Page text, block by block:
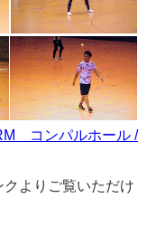
コンパルホール /
よりご覧いただけ